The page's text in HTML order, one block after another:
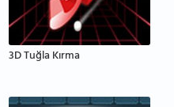
3D Tuğla Kırma